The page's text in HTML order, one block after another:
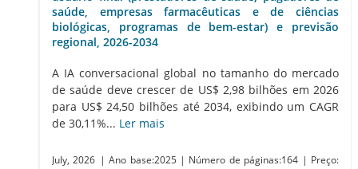
saúde, empresas farmacêuticas e de ciências
biológicas, programas de bem-estar) e previsão
regional, 2026-2034
A IA conversacional global no tamanho do mercado
de saúde deve crescer de US$ 2,98 bilhões em 2026
para US$ 24,50 bilhões até 2034, exibindo um CAGR
de 30,11%... Ler mais
July, 2026 | Ano base:2025 | Número de páginas:164 | Preço: